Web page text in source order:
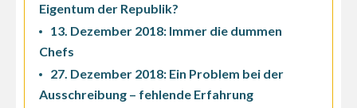
Eigentum der Republik?
13. Dezember 2018: Immer die dummen
Chefs
27. Dezember 2018: Ein Problem bei der
Ausschreibung – fehlende Erfahrung